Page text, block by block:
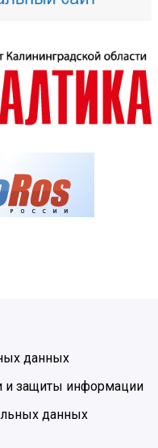
данных
и защиты информации
данных